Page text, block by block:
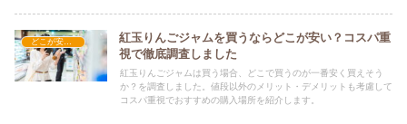
どこが安い？-食品・食材
紅玉りんごジャムを買うならどこが安い？コスパ重
視で徹底調査しました
紅玉りんごジャムは買う場合、どこで買うのが一番安く買えそう
か？を調査しました。値段以外のメリット・デメリットも考慮して
コスパ重視でおすすめの購入場所を紹介します。